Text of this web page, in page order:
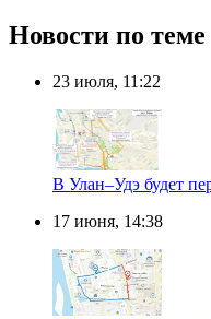
Новости по теме
23 июля, 11:22
В Улан–Удэ будет
17 июня, 14:38